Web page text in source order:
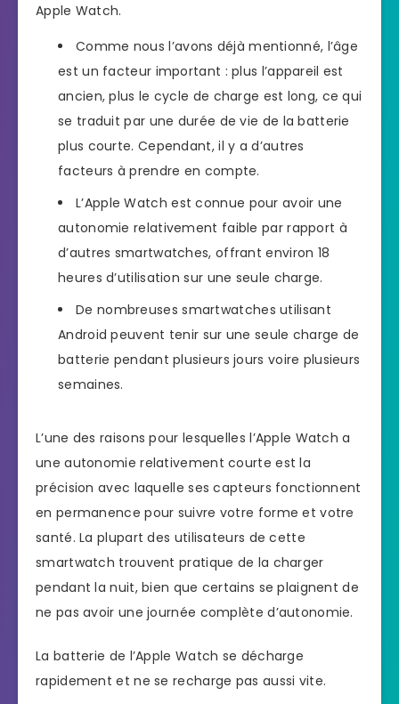
Apple Watch.
Comme nous l’avons déjà mentionné, l’âge
est un facteur important : plus l’appareil est
ancien, plus le cycle de charge est long, ce qui
se traduit par une durée de vie de la batterie
plus courte. Cependant, il y a d’autres
facteurs à prendre en compte.
L’Apple Watch est connue pour avoir une
autonomie relativement faible par rapport à
d’autres smartwatches, offrant environ 18
heures d’utilisation sur une seule charge.
De nombreuses smartwatches utilisant
Android peuvent tenir sur une seule charge de
batterie pendant plusieurs jours voire plusieurs
semaines.
L’une des raisons pour lesquelles l’Apple Watch a
une autonomie relativement courte est la
précision avec laquelle ses capteurs fonctionnent
en permanence pour suivre votre forme et votre
santé. La plupart des utilisateurs de cette
smartwatch trouvent pratique de la charger
pendant la nuit, bien que certains se plaignent de
ne pas avoir une journée complète d’autonomie.
La batterie de l’Apple Watch se décharge
rapidement et ne se recharge pas aussi vite.